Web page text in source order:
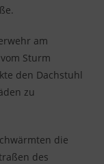
am
Sturm
den Dachstuhl
zu
die
des